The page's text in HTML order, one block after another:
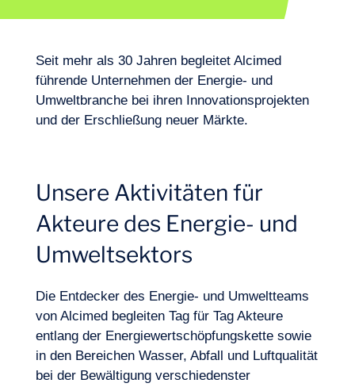
Branchen
Seit mehr als 30 Jahren begleitet Alcimed
führende Unternehmen der Energie- und
Umweltbranche bei ihren Innovationsprojekten
und der Erschließung neuer Märkte.
Unsere Aktivitäten für
Akteure des Energie- und
Umweltsektors
Die Entdecker des Energie- und Umweltteams
von Alcimed begleiten Tag für Tag Akteure
entlang der Energiewertschöpfungskette sowie
in den Bereichen Wasser, Abfall und Luftqualität
bei der Bewältigung verschiedenster